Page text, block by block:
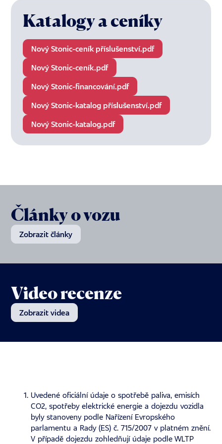
Katalogy a ceníky
Nový Stonic-ceník příslušenství.pdf
Nový Stonic-ceník.pdf
Nový Stonic-financování.pdf
Nový Stonic-katalog příslušenství.pdf
Nový Stonic-katalog.pdf
Články o vozu
Zobrazit články
Video recenze
Zobrazit videa
Uvedené oficiální údaje o spotřebě paliva, emisích
CO2, spotřeby elektrické energie a dojezdu vozidla
byly stanoveny podle Nařízení Evropského
parlamentu a Rady (ES) č. 715/2007 v platném znění.
V případě dojezdu zohledňují údaje podle WLTP